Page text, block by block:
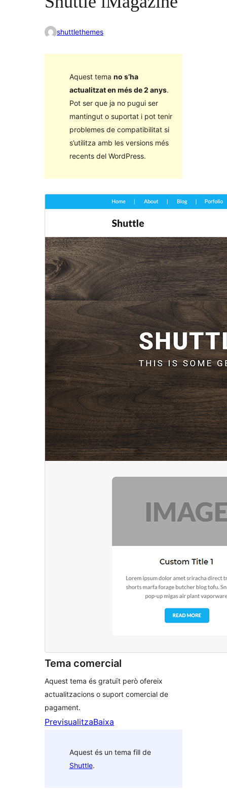
shuttlethemes
Aquest tema no s’ha
actualitzat en més de 2 anys.
Pot ser que ja no pugui ser
mantingut o suportat i pot tenir
problemes de compatibilitat si
s’utilitza amb les versions més
recents del WordPress.
Tema comercial
Aquest tema és gratuït però ofereix
actualitzacions o suport comercial de
pagament.
PrevisualitzaBaixa
Aquest és un tema fill de
Shuttle.